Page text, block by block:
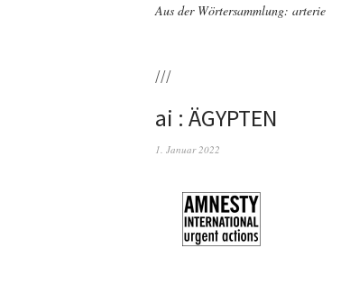
Aus der Wörtersammlung: arterie
///
ai : ÄGYPTEN
1. Januar 2022